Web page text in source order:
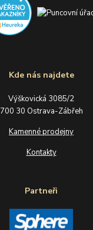
Kde nás najdete
Výškovická 3085/2
700 30 Ostrava-Zábřeh
Kamenné prodejny
Kontakty
Partneři